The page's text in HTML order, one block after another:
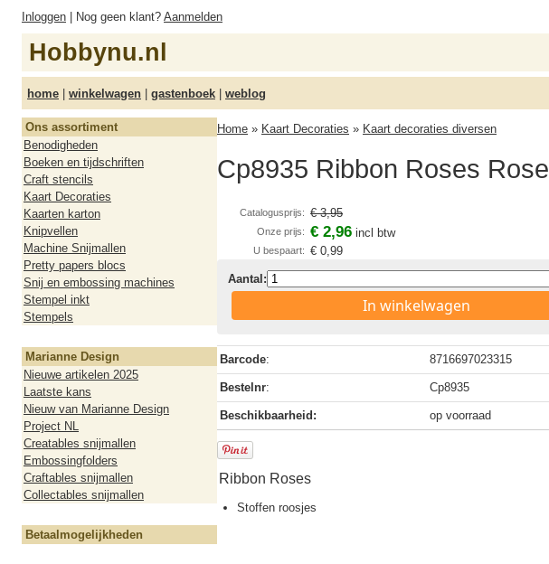
Inloggen | Nog geen klant? Aanmelden
Hobbynu.nl
home | winkelwagen | gastenboek | weblog
Ons assortiment
Benodigheden
Boeken en tijdschriften
Craft stencils
Kaart Decoraties
Kaarten karton
Knipvellen
Machine Snijmallen
Pretty papers blocs
Snij en embossing machines
Stempel inkt
Stempels
Marianne Design
Nieuwe artikelen 2025
Laatste kans
Nieuw van Marianne Design
Project NL
Creatables snijmallen
Embossingfolders
Craftables snijmallen
Collectables snijmallen
Betaalmogelijkheden
Home » Kaart Decoraties » Kaart decoraties diversen
Cp8935 Ribbon Roses Rose
Catalogusprijs: € 3,95
Onze prijs: € 2,96 incl btw
U bespaart: € 0,99
Aantal:
In winkelwagen
Barcode: 8716697023315
Bestelnr: Cp8935
Beschikbaarheid: op voorraad
Ribbon Roses
Stoffen roosjes